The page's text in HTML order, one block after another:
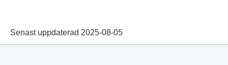
Senast uppdaterad 2025-08-05